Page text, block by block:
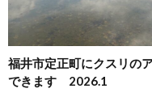
福井市定正町にクスリの
できます 2026.1